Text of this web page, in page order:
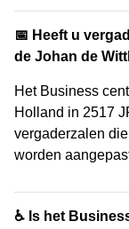
📅 Heeft u
de Johan de
Het Business
Holland in 2517
vergaderzalen
worden
♿ Is het